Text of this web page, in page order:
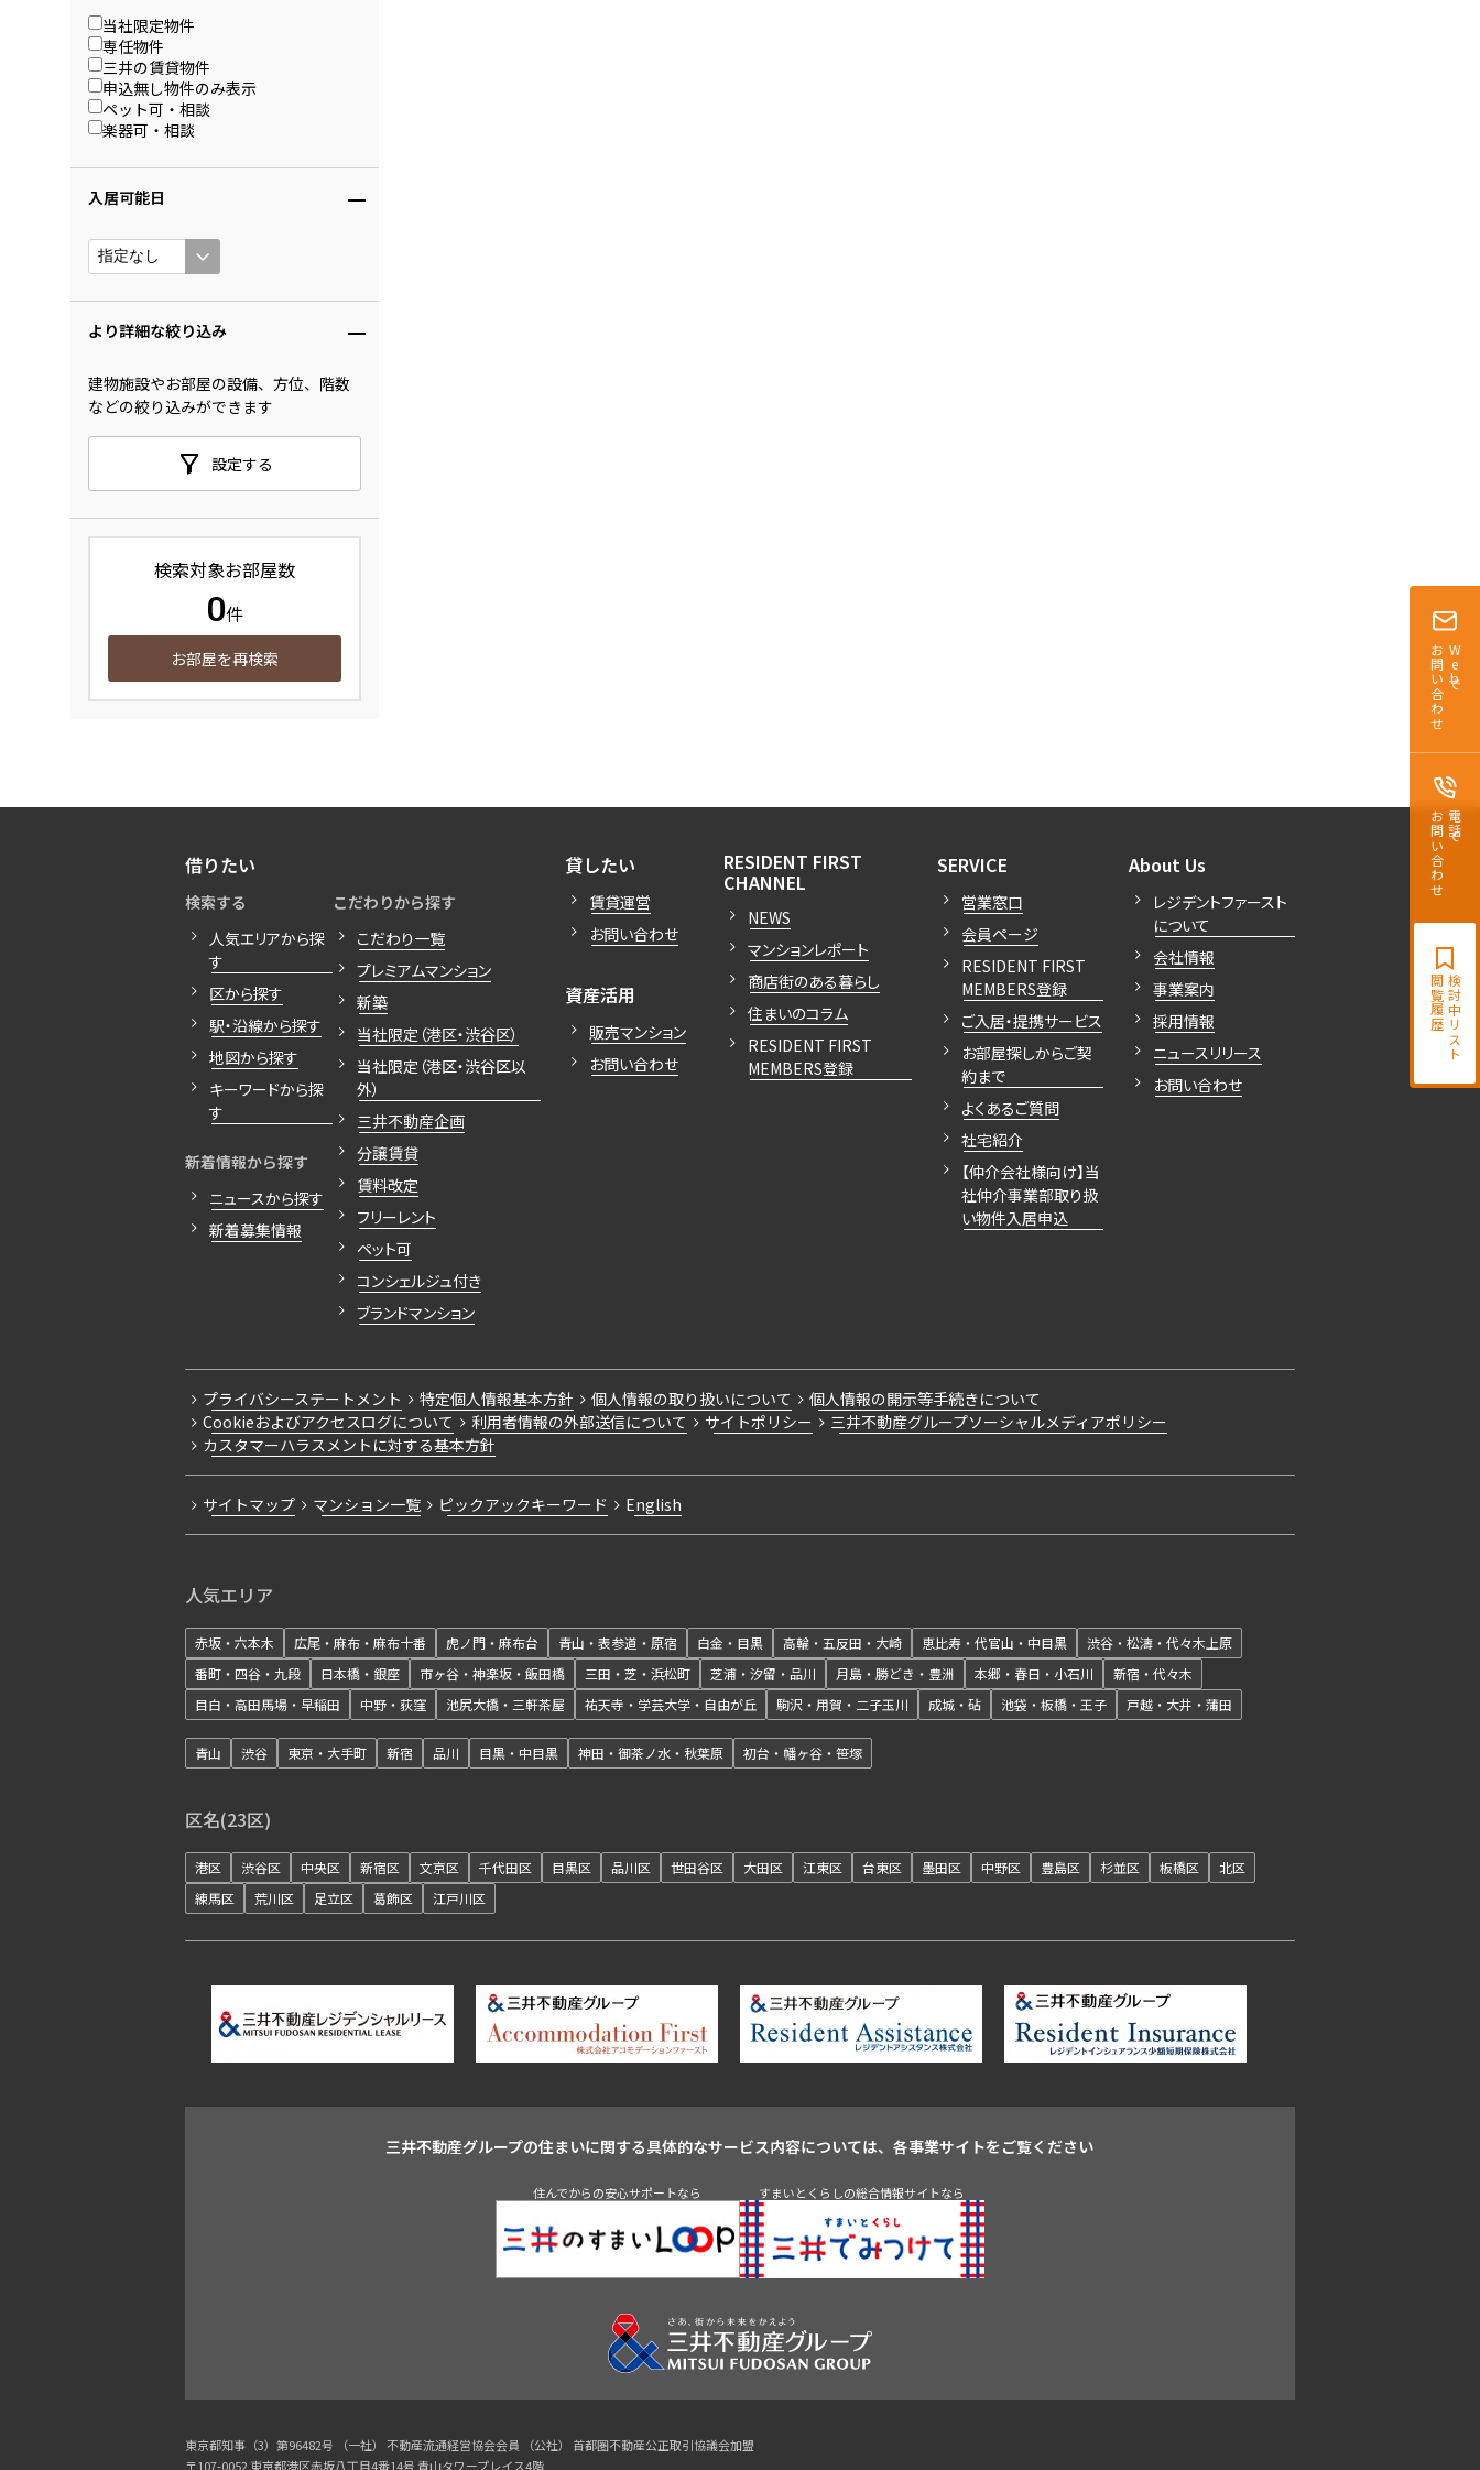
Webで
お問い合わせ
電話で
お問い合わせ
検討中リスト
閲覧履歴
当社限定物件
専任物件
三井の賃貸物件
申込無し物件のみ表示
ペット可・相談
楽器可・相談
入居可能日
より詳細な絞り込み
建物施設やお部屋の設備、方位、階数
などの絞り込みができます
設定する
検索対象お部屋数
0件
お部屋を再検索
借りたい
検索する
人気エリアから探
す
区から探す
駅・沿線から探す
地図から探す
キーワードから探
す
新着情報から探す
ニュースから探す
新着募集情報
こだわりから探す
こだわり一覧
プレミアムマンション
新築
当社限定（港区・渋谷区）
当社限定（港区・渋谷区以
外）
三井不動産企画
分譲賃貸
賃料改定
フリーレント
ペット可
コンシェルジュ付き
ブランドマンション
貸したい
賃貸運営
お問い合わせ
資産活用
販売マンション
お問い合わせ
RESIDENT FIRST
CHANNEL
NEWS
マンションレポート
商店街のある暮らし
住まいのコラム
RESIDENT FIRST
MEMBERS登録
SERVICE
営業窓口
会員ページ
RESIDENT FIRST
MEMBERS登録
ご入居・提携サービス
お部屋探しからご契
約まで
よくあるご質問
社宅紹介
【仲介会社様向け】当
社仲介事業部取り扱
い物件入居申込
About Us
レジデントファースト
について
会社情報
事業案内
採用情報
ニュースリリース
お問い合わせ
プライバシーステートメント 特定個人情報基本方針 個人情報の取り扱いについて
個人情報の開示等手続きについて
Cookieおよびアクセスログについて
利用者情報の外部送信について サイトポリシー
三井不動産グループソーシャルメディアポリシー
カスタマーハラスメントに対する基本方針
サイトマップ マンション一覧 ピックアックキーワード English
人気エリア
赤坂・六本木 広尾・麻布・麻布十番 虎ノ門・麻布台 青山・表参道・原宿 白金・目黒 高輪・五反田・大崎 恵比寿・代官山・中目黒
渋谷・松濤・代々木上原
番町・四谷・九段
日本橋・銀座 市ヶ谷・神楽坂・飯田橋 三田・芝・浜松町 芝浦・汐留・品川 月島・勝どき・豊洲 本郷・春日・小石川
新宿・代々木
目白・高田馬場・早稲田
中野・荻窪 池尻大橋・三軒茶屋 祐天寺・学芸大学・自由が丘 駒沢・用賀・二子玉川 成城・砧 池袋・板橋・王子 戸越・大井・蒲田
青山 渋谷 東京・大手町 新宿 品川 目黒・中目黒 神田・御茶ノ水・秋葉原 初台・幡ヶ谷・笹塚
区名(23区)
港区 渋谷区 中央区 新宿区 文京区 千代田区 目黒区 品川区 世田谷区 大田区 江東区 台東区 墨田区 中野区 豊島区 杉並区 板橋区
北区
練馬区
荒川区 足立区 葛飾区 江戸川区
三井不動産グループの住まいに関する具体的なサービス内容については、各事業サイトをご覧ください
住んでからの安心サポートなら すまいとくらしの総合情報サイトなら
東京都知事（3）第96482号 （一社） 不動産流通経営協会会員 （公社） 首都圏不動産公正取引協議会加盟
〒107-0052 東京都港区赤坂八丁目4番14号 青山タワープレイス4階